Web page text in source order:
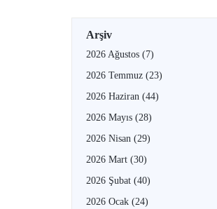
Arşiv
2026 Ağustos (7)
2026 Temmuz (23)
2026 Haziran (44)
2026 Mayıs (28)
2026 Nisan (29)
2026 Mart (30)
2026 Şubat (40)
2026 Ocak (24)